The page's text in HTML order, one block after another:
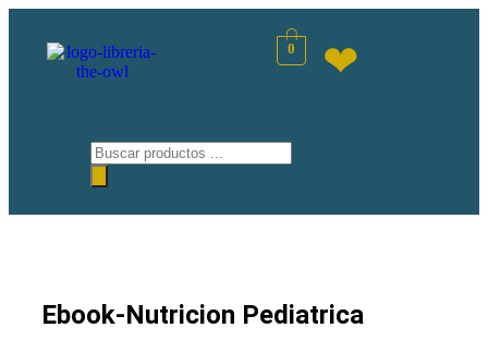
0 ❤
Ebook-Nutricion Pediatrica